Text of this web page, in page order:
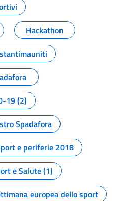
Hackathon
19 (2)
Spadafora
e periferie 2018
e Salute (1)
europea dello sport